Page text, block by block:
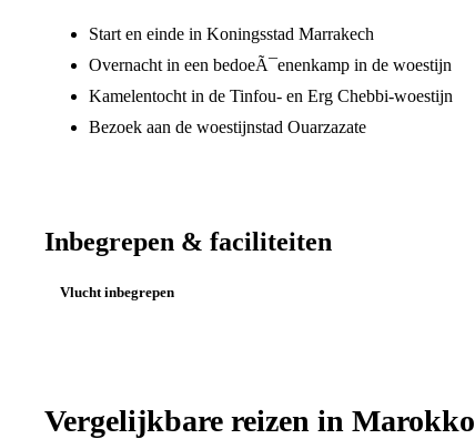
Start en einde in Koningsstad Marrakech
Overnacht in een bedoeÃ¯enenkamp in de woestijn
Kamelentocht in de Tinfou- en Erg Chebbi-woestijn
Bezoek aan de woestijnstad Ouarzazate
Inbegrepen & faciliteiten
Vlucht inbegrepen
Vergelijkbare reizen in Marokko